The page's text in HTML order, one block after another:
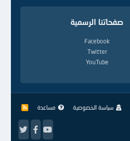
صفحاتنا الرسمية
Facebook
Twitter
YouTube
سياسة الخصوصية مساعدة
R
S